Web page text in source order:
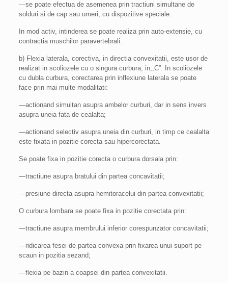
—se poate efectua de asemenea prin tractiuni simultane de
solduri si de cap sau umeri, cu dispozitive speciale.
In mod activ, intinderea se poate realiza prin auto-extensie, cu
contractia muschilor paravertebrali.
b) Flexia laterala, corectiva, in directia convexitatii, este usor de
realizat in scoliozele cu o singura curbura, in,,C”. In scoliozele
cu dubla curbura, corectarea prin inflexiune laterala se poate
face prin mai multe modalitati:
—actionand simultan asupra ambelor curburi, dar in sens invers
asupra uneia fata de cealalta;
—actionand selectiv asupra uneia din curburi, in timp ce cealalta
este fixata in pozitie corecta sau hipercorectata.
Se poate fixa in pozitie corecta o curbura dorsala prin:
—tractiune asupra bratului din partea concavitatii;
—presiune directa asupra hemitoracelui din partea convexitatii;
O curbura lombara se poate fixa in pozitie corectata prin:
—tractiune asupra membrului inferior corespunzator concavitatii;
—ridicarea fesei de partea convexa prin fixarea unui suport pe
scaun in pozitia sezand;
—flexia pe bazin a coapsei din partea convexitatii.